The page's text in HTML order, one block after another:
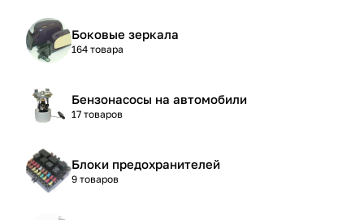
Боковые зеркала
164 товара
Бензонасосы на автомобили
17 товаров
Блоки предохранителей
9 товаров